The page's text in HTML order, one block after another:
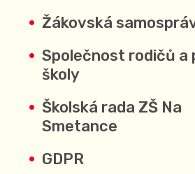
Žákovská
Společnost rodičů a
školy
Školská rada ZŠ Na
Smetance
GDPR